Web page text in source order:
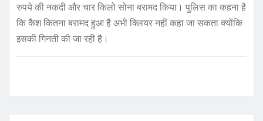
रुपये की नकदी और चार किलो सोना बरामद किया। पुलिस का कहना है
कि कैश कितना बरामद हुआ है अभी क्लियर नहीं कहा जा सकता क्योंकि
इसकी गिनती की जा रही है।